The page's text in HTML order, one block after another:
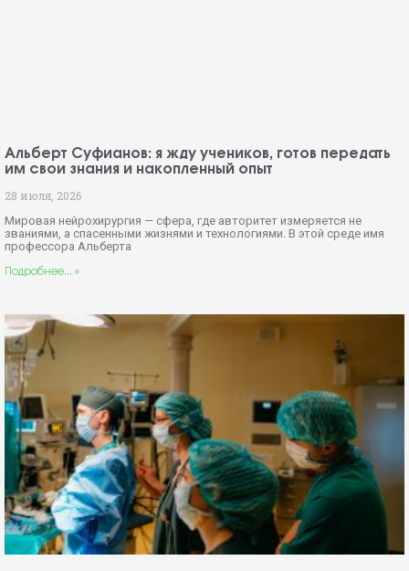
Альберт Суфианов: я жду учеников, готов передать
им свои знания и накопленный опыт
28 июля, 2026
Мировая нейрохирургия — сфера, где авторитет измеряется не
званиями, а спасенными жизнями и технологиями. В этой среде имя
профессора Альберта
Подробнее... »